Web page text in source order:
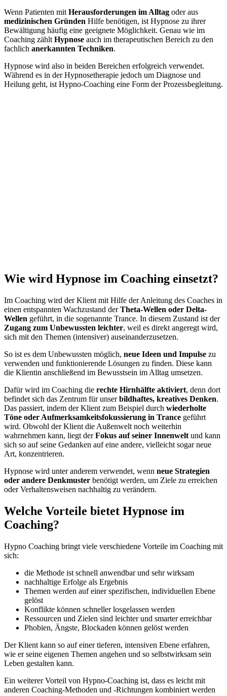
Wenn Patienten mit Herausforderungen im Alltag oder aus
medizinischen Gründen Hilfe benötigen, ist Hypnose zu ihrer
Bewältigung häufig eine geeignete Möglichkeit. Genau wie im
Coaching zählt Hypnose auch im therapeutischen Bereich zu den
fachlich anerkannten Techniken.
Hypnose wird also in beiden Bereichen erfolgreich verwendet.
Während es in der Hypnosetherapie jedoch um Diagnose und
Heilung geht, ist Hypno-Coaching eine Form der Prozessbegleitung.
Wie wird Hypnose im Coaching einsetzt?
Im Coaching wird der Klient mit Hilfe der Anleitung des Coaches in
einen entspannten Wachzustand derTheta-Wellen oder Delta-
Wellen geführt, in die sogenannte Trance. In diesem Zustand ist der
Zugang zum Unbewussten leichter, weil es direkt angeregt wird,
sich mit den Themen (intensiver) auseinanderzusetzen.
So ist es dem Unbewussten möglich, neue Ideen und Impulse zu
verwenden und funktionierende Lösungen zu finden. Diese kann
die Klientin anschließend im Bewusstsein im Alltag umsetzen.
Dafür wird im Coaching die rechte Hirnhälfte aktiviert, denn dort
befindet sich das Zentrum für unserbildhaftes, kreatives Denken.
Das passiert, indem der Klient zum Beispiel durch wiederholte
Töne oder Aufmerksamkeitsfokussierung in Trance geführt
wird. Obwohl der Klient die Außenwelt noch weiterhin
wahrnehmen kann, liegt derFokus auf seiner Innenwelt und kann
sich so auf seine Gedanken auf eine andere, vielleicht sogar neue
Art, konzentrieren.
Hypnose wird unter anderem verwendet, wenn neue Strategien
oder andere Denkmuster benötigt werden, um Ziele zu erreichen
oder Verhaltensweisen nachhaltig zu verändern.
Welche Vorteile bietet Hypnose im
Coaching?
Hypno Coaching bringt viele verschiedene Vorteile im Coaching mit
sich:
die Methode ist schnell anwendbar und sehr wirksam
nachhaltige Erfolge als Ergebnis
Themen werden auf einer spezifischen, individuellen Ebene
gelöst
Konflikte können schneller losgelassen werden
Ressourcen und Zielen sind leichter und smarter erreichbar
Phobien, Ängste, Blockaden können gelöst werden
Der Klient kann so auf einer tieferen, intensiven Ebene erfahren,
wie er seine eigenen Themen angehen und so selbstwirksam sein
Leben gestalten kann.
Ein weiterer Vorteil von Hypno-Coaching ist, dass es leicht mit
anderen Coaching-Methoden und -Richtungen kombiniert werden